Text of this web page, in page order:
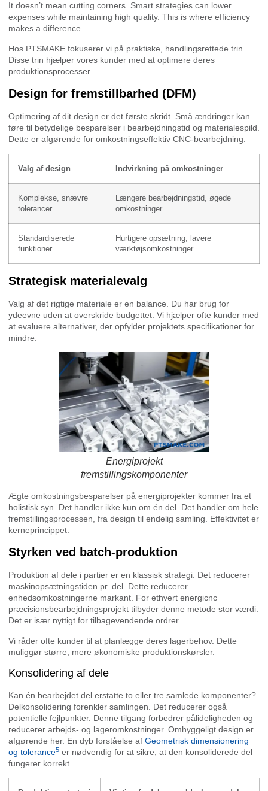
It doesn’t mean cutting corners. Smart strategies can lower
expenses while maintaining high quality. This is where efficiency
makes a difference.
Hos PTSMAKE fokuserer vi på praktiske, handlingsrettede trin.
Disse trin hjælper vores kunder med at optimere deres
produktionsprocesser.
Design for fremstillbarhed (DFM)
Optimering af dit design er det første skridt. Små ændringer kan
føre til betydelige besparelser i bearbejdningstid og materialespild.
Dette er afgørende for omkostningseffektiv CNC-bearbejdning.
Valg af design Indvirkning på omkostninger
Komplekse, snævre
tolerancer
Længere bearbejdningstid, øgede
omkostninger
Standardiserede
funktioner
Hurtigere opsætning, lavere
værktøjsomkostninger
Strategisk materialevalg
Valg af det rigtige materiale er en balance. Du har brug for
ydeevne uden at overskride budgettet. Vi hjælper ofte kunder med
at evaluere alternativer, der opfylder projektets specifikationer for
mindre.
Energiprojekt
fremstillingskomponenter
Ægte omkostningsbesparelser på energiprojekter kommer fra et
holistisk syn. Det handler ikke kun om én del. Det handler om hele
fremstillingsprocessen, fra design til endelig samling. Effektivitet er
kerneprincippet.
Styrken ved batch-produktion
Produktion af dele i partier er en klassisk strategi. Det reducerer
maskinopsætningstiden pr. del. Dette reducerer
enhedsomkostningerne markant. For ethvert energicnc
præcisionsbearbejdningsprojekt tilbyder denne metode stor værdi.
Det er især nyttigt for tilbagevendende ordrer.
Vi råder ofte kunder til at planlægge deres lagerbehov. Dette
muliggør større, mere økonomiske produktionskørsler.
Konsolidering af dele
Kan én bearbejdet del erstatte to eller tre samlede komponenter?
Delkonsolidering forenkler samlingen. Det reducerer også
potentielle fejlpunkter. Denne tilgang forbedrer pålideligheden og
reducerer arbejds- og lageromkostninger. Omhyggeligt design er
afgørende her. En dyb forståelse af Geometrisk dimensionering
og tolerance5 er nødvendig for at sikre, at den konsoliderede del
fungerer korrekt.